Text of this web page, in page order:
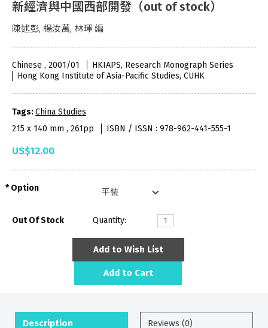
新經濟與中國西部開發（out of stock）
陳述彭, 楊汝萬, 林琿 編
Chinese , 2001/01
HKIAPS, Research Monograph Series
Hong Kong Institute of Asia-Pacific Studies, CUHK
Tags:China Studies
215 x 140 mm , 261pp
ISBN / ISSN : 978-962-441-555-1
US$12.00
Option
Out Of Stock Quantity:
Add to Wish List
Add to Cart
Description Reviews (0)